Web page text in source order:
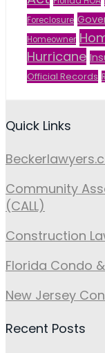
Foreclosure
Homeowner
Hurricane
Official Records
Quick Links
Community
(CALL)
Construction
Florida Condo
New Jersey
Recent Posts